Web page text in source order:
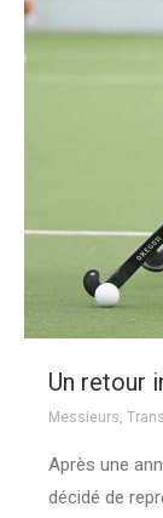
Un retour
Messieurs,
Après une
décidé de